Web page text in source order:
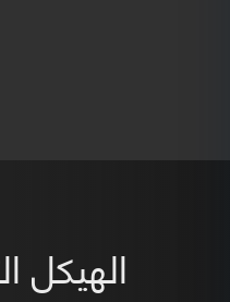
الهيكل